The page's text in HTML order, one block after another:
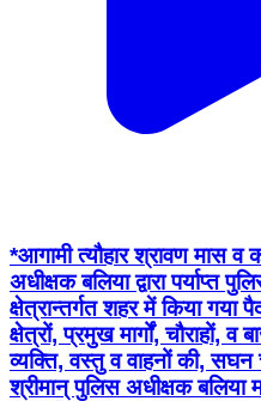
*आगामी त्यौहार श्रावण मास
अधीक्षक बलिया द्वारा पर्याप्त
क्षेत्रान्तर्गत शहर में किया गया
क्षेत्रों, प्रमुख मार्गों, चौराहों,
व्यक्ति, वस्तु व वाहनों की,
श्रीमान् पुलिस अधीक्षक बलिया